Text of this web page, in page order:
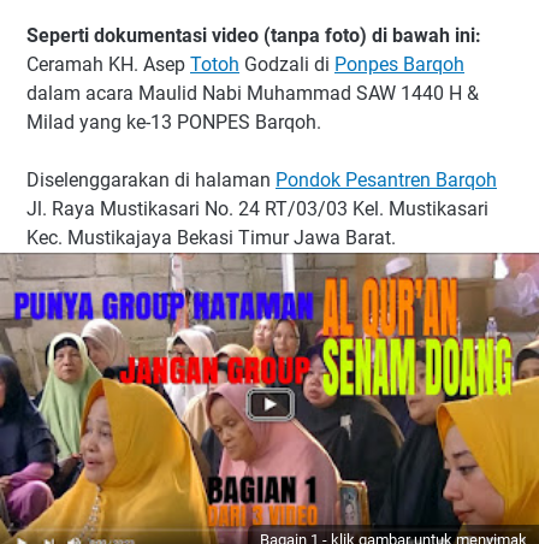
Seperti dokumentasi video (tanpa foto) di bawah ini:
Ceramah KH. Asep Totoh Godzali di Ponpes Barqoh
dalam acara Maulid Nabi Muhammad SAW 1440 H &
Milad yang ke-13 PONPES Barqoh.
Diselenggarakan di halaman Pondok Pesantren Barqoh
Jl. Raya Mustikasari No. 24 RT/03/03 Kel. Mustikasari
Kec. Mustikajaya Bekasi Timur Jawa Barat.
Bagain 1 - klik gambar untuk menyimak